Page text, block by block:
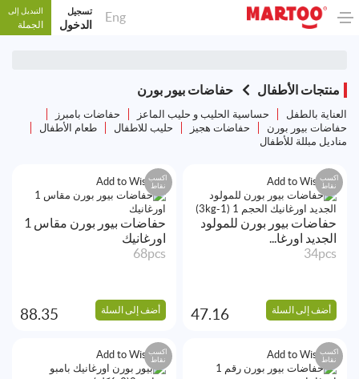
Eng تسجيل
الدخول
التبديل إلى
الجملة
منتجات الأطفال حفاضات بيور بورن
العناية بالطفل حساسية الحليب و حليب الماعز
حفاضات بامبرز
حفاضات بيور بورن
حفاضات هجيز حليب للاطفال
طعام الأطفال
مناديل مبللة للأطفال
Add to Wishlist
اكسب
نقاط
حفاضات بيور بورن للمولود
الجديد اورغا...
34pcs
أضف إلى السلة 47.16
Add to Wishlist
اكسب
نقاط
حفاضات بيور بورن مقاس 1
اورغانيك
68pcs
أضف إلى السلة 88.35
Add to Wishlist
اكسب
نقاط
Add to Wishlist
اكسب
نقاط